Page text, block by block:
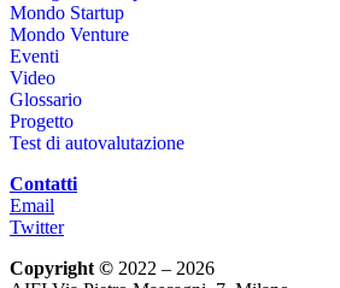
Mondo Startup
Mondo Venture
Eventi
Video
Glossario
Progetto
Test di autovalutazione
Contatti
Email
Twitter
Copyright © 2022 – 2026